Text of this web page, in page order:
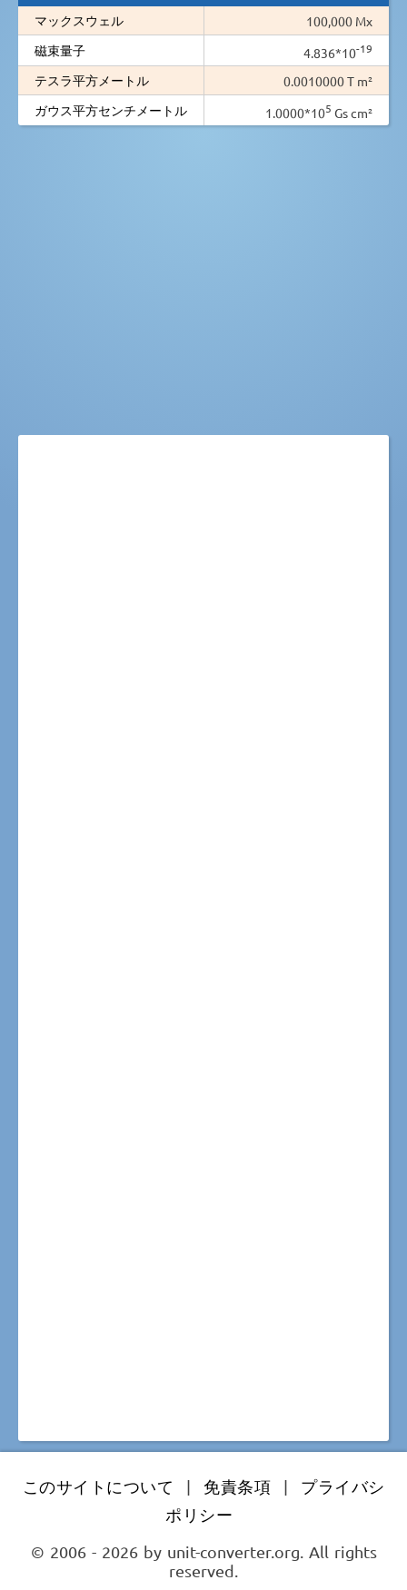
マックスウェル
100,000 Mx
磁束量子
4.836*10-19
テスラ平方メートル
0.0010000 T m²
ガウス平方センチメートル
1.0000*105 Gs cm²
このサイトについて | 免責条項 |
プライバシ
ポリシー
© 2006 - 2026 by unit-converter.org. All rights
reserved.